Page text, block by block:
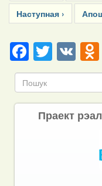
page
page
Next
page
Наступная ›
Last
page
VK
Праект